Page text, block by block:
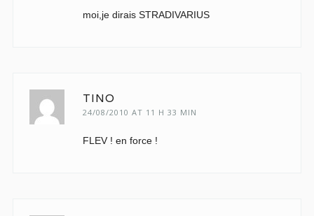
moi,je dirais STRADIVARIUS
TINO
24/08/2010 AT 11 H 33 MIN
FLEV ! en force !